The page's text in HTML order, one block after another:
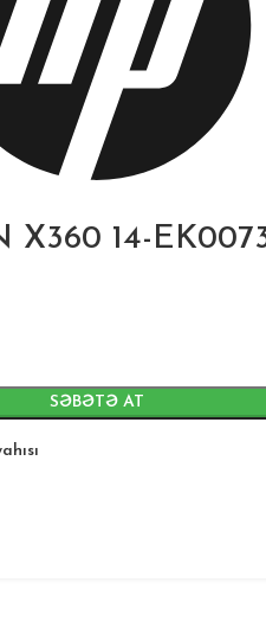
X360 14-
SƏBƏTƏ AT